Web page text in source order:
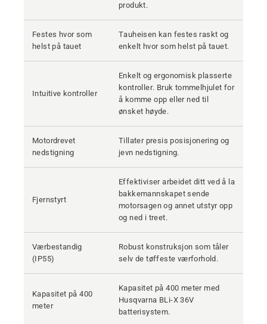
produkt.
Festes hvor som
helst på tauet
Tauheisen kan festes raskt og
enkelt hvor som helst på tauet.
Intuitive kontroller
Enkelt og ergonomisk plasserte
kontroller. Bruk tommelhjulet for
å komme opp eller ned til
ønsket høyde.
Motordrevet
nedstigning
Tillater presis posisjonering og
jevn nedstigning.
Fjernstyrt
Effektiviser arbeidet ditt ved å la
bakkemannskapet sende
motorsagen og annet utstyr opp
og ned i treet.
Værbestandig
(IP55)
Robust konstruksjon som tåler
selv de tøffeste værforhold.
Kapasitet på 400
meter
Kapasitet på 400 meter med
Husqvarna BLi-X 36V
batterisystem.